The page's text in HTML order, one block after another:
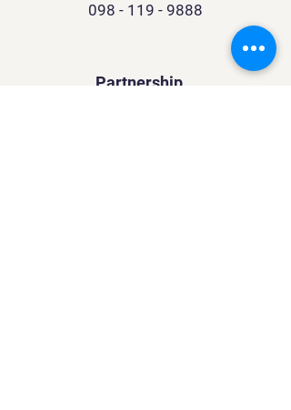
098 - 119 - 9888
Partnership